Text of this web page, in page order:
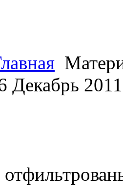
Декабрь 2011